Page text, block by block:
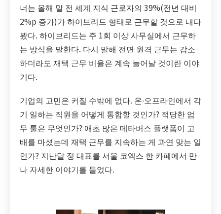
너는 올해 말 전 세계 지식 근로자의 39%(전년 대비
2%p 증가)가 하이브리드 형태로 근무할 것으로 내다
봤다. 하이브리드는 주 1회 이상 사무실에서 근무하
는 방식을 말한다. 다시 말해 전면 원격 근무는 감소
하더라도 재택 근무 비율은 계속 늘어날 것이란 이야
기다.
기업의 고민은 커질 수밖에 없다. 온∙오프라인에서 각
기 일하는 직원을 어떻게 통합할 것인가? 적당한 업
무 툴은 무엇인가? 애초 많은 메타버스 플랫폼이 고
배를 마셨는데 재택 근무를 지속하는 게 과연 맞는 일
인가? 지난달 정 대표를 서울 코엑스 한 카페에서 만
나 자세한 이야기를 들었다.